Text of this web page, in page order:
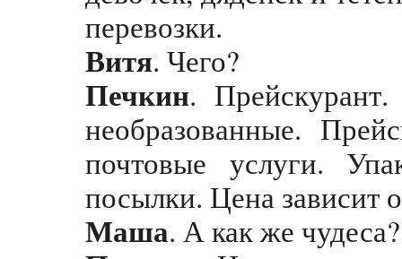
перевозки.
Витя. Чего?
Печкин.
необразованные.
почтовые услуги.
посылки. Цена зависит
Маша. А как же чудеса?